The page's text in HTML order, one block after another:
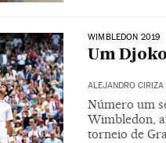
WIMBLEDON 2019
Um
ALEJANDRO CIRIZA
Número um
Wimbledon,
torneio de